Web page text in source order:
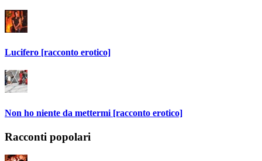
Lucifero [racconto erotico]
Non ho niente da mettermi [racconto erotico]
Racconti popolari